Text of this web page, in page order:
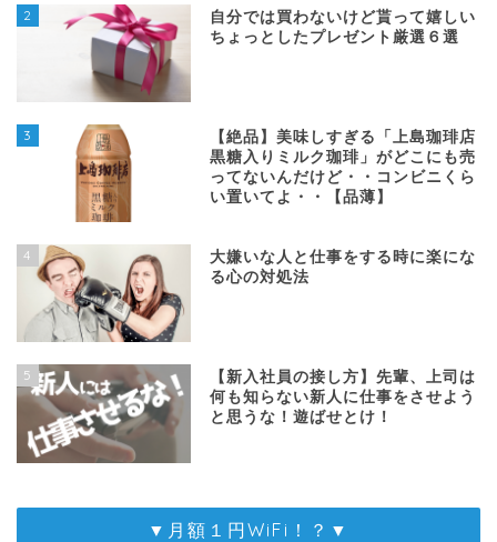
2
自分では買わないけど貰って嬉しい
ちょっとしたプレゼント厳選６選
3
【絶品】美味しすぎる「上島珈琲店
黒糖入りミルク珈琲」がどこにも売
ってないんだけど・・コンビニくら
い置いてよ・・【品薄】
4
大嫌いな人と仕事をする時に楽にな
る心の対処法
5
【新入社員の接し方】先輩、上司は
何も知らない新人に仕事をさせよう
と思うな！遊ばせとけ！
▼月額１円WiFi！？▼